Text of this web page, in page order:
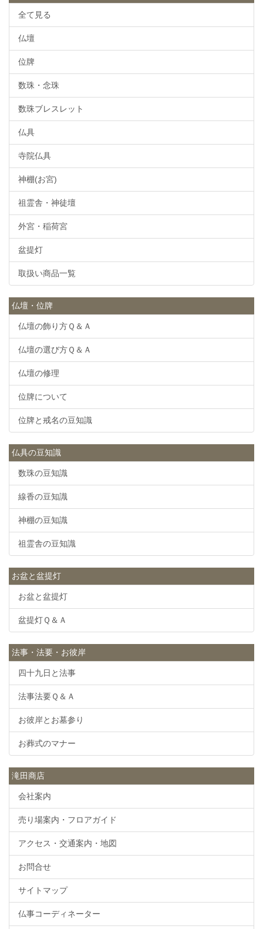
全て見る
仏壇
位牌
数珠・念珠
数珠ブレスレット
仏具
寺院仏具
神棚(お宮)
祖霊舎・神徒壇
外宮・稲荷宮
盆提灯
取扱い商品一覧
仏壇・位牌
仏壇の飾り方Ｑ＆Ａ
仏壇の選び方Ｑ＆Ａ
仏壇の修理
位牌について
位牌と戒名の豆知識
仏具の豆知識
数珠の豆知識
線香の豆知識
神棚の豆知識
祖霊舎の豆知識
お盆と盆提灯
お盆と盆提灯
盆提灯Ｑ＆Ａ
法事・法要・お彼岸
四十九日と法事
法事法要Ｑ＆Ａ
お彼岸とお墓参り
お葬式のマナー
滝田商店
会社案内
売り場案内・フロアガイド
アクセス・交通案内・地図
お問合せ
サイトマップ
仏事コーディネーター